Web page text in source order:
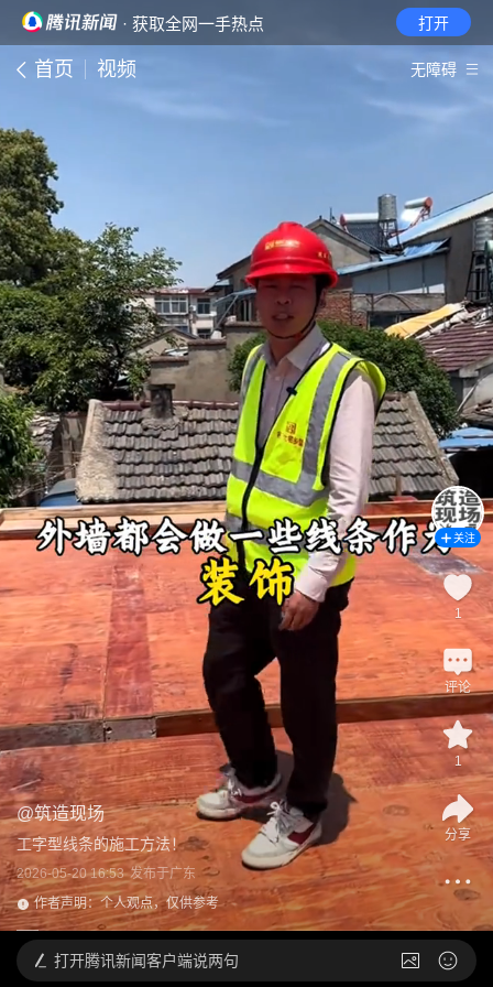
· 获取全网一手热点 打开
首页 视频 无障碍
@筑造现场
工字型线条的施工方法！
2026-05-20 16:53 发布于广东
作者声明：个人观点，仅供参考
关注
1
评论
1
分享
打开腾讯新闻客户端说两句